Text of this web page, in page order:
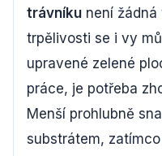
trávníku není
trpělivosti se i vy
upravené zelené
práce, je potřeba
Menší prohlubně
substrátem,